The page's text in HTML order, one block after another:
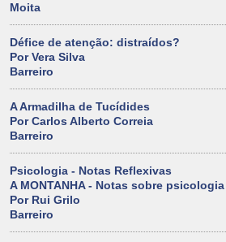
Moita
Défice de atenção: distraídos?
Por Vera Silva
Barreiro
A Armadilha de Tucídides
Por Carlos Alberto Correia
Barreiro
Psicologia - Notas Reflexivas
A MONTANHA - Notas sobre
Por Rui Grilo
Barreiro